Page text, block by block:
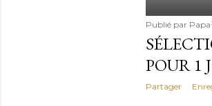
Publié par
POUR 1
Partager